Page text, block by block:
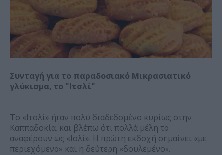
Συνταγή για το παραδοσιακό Μικρασιατικό
γλύκισμα, το "Ιτσλί"
Το «Ιτσλί» ήταν πολύ διαδεδομένο κυρίως στην
Καππαδοκία, και βλέπω ότι πολλά μέλη το
αναφέρουν ως «Ισλί». Η πρώτη εκδοχή σημαίνει «με
περιεχόμενο» και η δεύτερη «δουλεμένο».